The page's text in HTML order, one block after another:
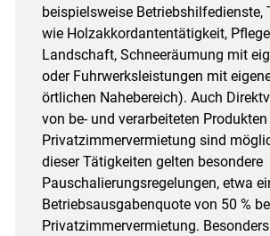
beispielsweise Betriebshilfedienste,
wie ­Holzakkordantentätigkeit,
Landschaft, Schneeräumung mit
oder Fuhrwerksleistungen mit
örtlichen Nahebereich). Auch
von be- und verarbeiteten
Privatzimmervermietung sind
dieser Tätigkeiten gelten besondere
Pauschalierungsregelungen, etwa
Betriebsausgabenquote von 50 %
Privatzimmervermietung.